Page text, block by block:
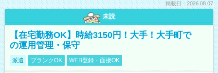
掲載日：2026.08.07
未読
【在宅勤務OK】時給3150円！大手！大手町で
の運用管理・保守
派遣 ブランクOK WEB登録・面接OK